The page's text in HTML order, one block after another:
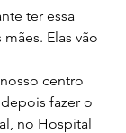
ter essa
Elas vão
centro
fazer o
no Hospital